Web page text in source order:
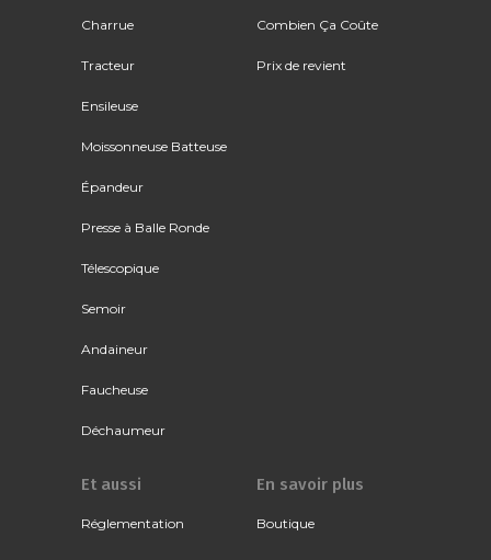
Charrue
Tracteur
Ensileuse
Moissonneuse Batteuse
Épandeur
Presse à Balle Ronde
Télescopique
Semoir
Andaineur
Faucheuse
Déchaumeur
Combien Ça Coûte
Prix de revient
Et aussi
Réglementation
En savoir plus
Boutique